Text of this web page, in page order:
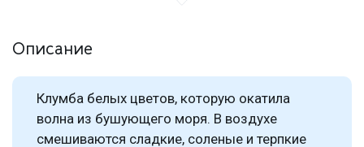
Описание
Клумба белых цветов, которую окатила
волна из бушующего моря. В воздухе
смешиваются сладкие, соленые и терпкие